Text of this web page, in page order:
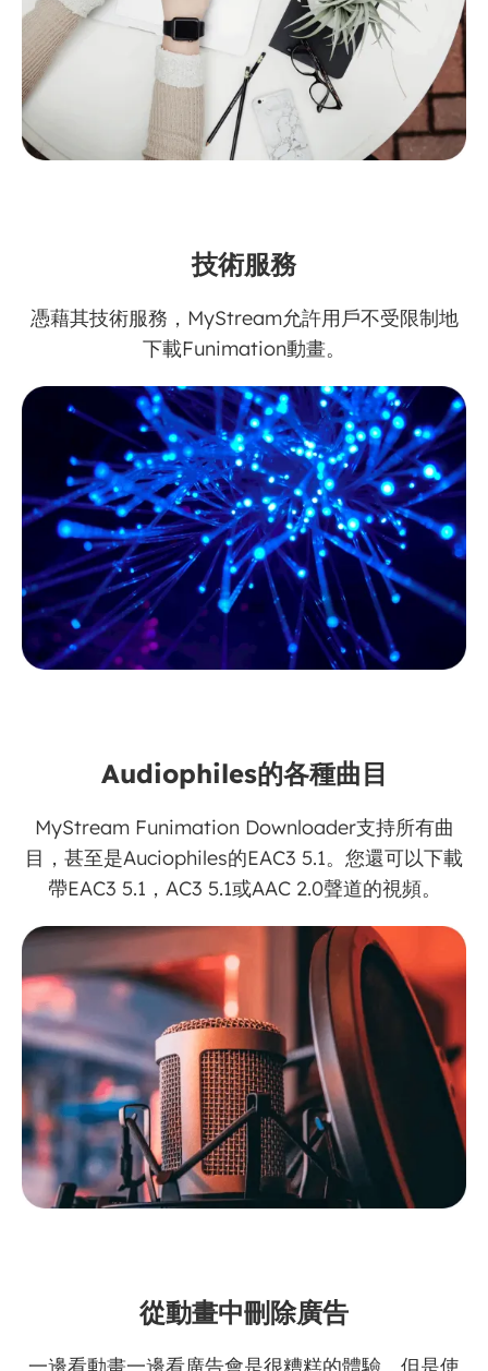
技術服務
憑藉其技術服務，MyStream允許用戶不受限制地
下載Funimation動畫。
Audiophiles的各種曲目
MyStream Funimation Downloader支持所有曲
目，甚至是Auciophiles的EAC3 5.1。您還可以下載
帶EAC3 5.1，AC3 5.1或AAC 2.0聲道的視頻。
從動畫中刪除廣告